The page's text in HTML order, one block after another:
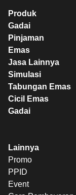
Produk
Gadai
Pinjaman
Emas
Jasa Lainnya
Simulasi
Tabungan Emas
Cicil Emas
Gadai
Lainnya
Promo
PPID
Event